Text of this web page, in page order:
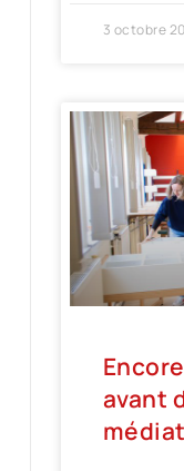
3 octobre
avant